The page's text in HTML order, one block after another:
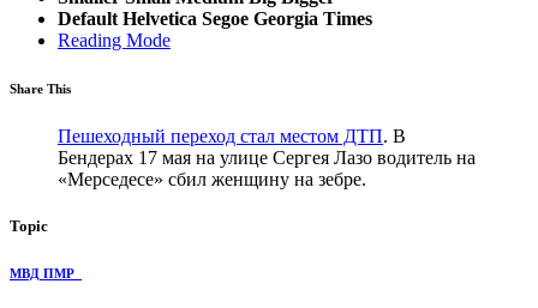
Default Helvetica Segoe Georgia Times
Reading Mode
Share This
Пешеходный переход стал местом ДТП. В
Бендерах 17 мая на улице Сергея Лазо водитель на
«Мерседесе» сбил женщину на зебре.
Topic
МВД ПМР